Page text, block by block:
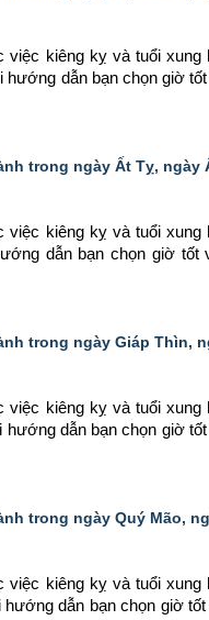
việc kiêng kỵ và tuổi
hướng dẫn bạn chọn giờ
trong ngày Ất Tỵ, ngày
việc kiêng kỵ và tuổi
dẫn bạn chọn giờ tốt
trong ngày Giáp Thìn,
việc kiêng kỵ và tuổi
hướng dẫn bạn chọn giờ
trong ngày Quý Mão,
việc kiêng kỵ và tuổi
dẫn bạn chọn giờ